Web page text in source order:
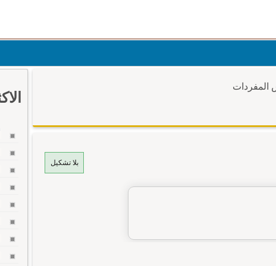
المفردات
بلا تشكيل